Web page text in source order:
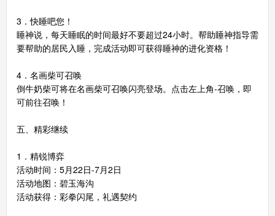
3．快睡吧您！
睡神说，每天睡眠的时间最好不要超过24小时。帮助睡神指导需
要帮助的居民入睡，完成活动即可获得睡神的进化资格！
4．名画柴可召唤
倒牛奶柴可将在名画柴可召唤闪亮登场。点击左上角-召唤，即
可前往召唤！
五、精彩继续
1．精锐博弈
活动时间：5月22日-7月2日
活动地图：碧玉海沟
活动获得：彩拳闪尾，礼遇契约